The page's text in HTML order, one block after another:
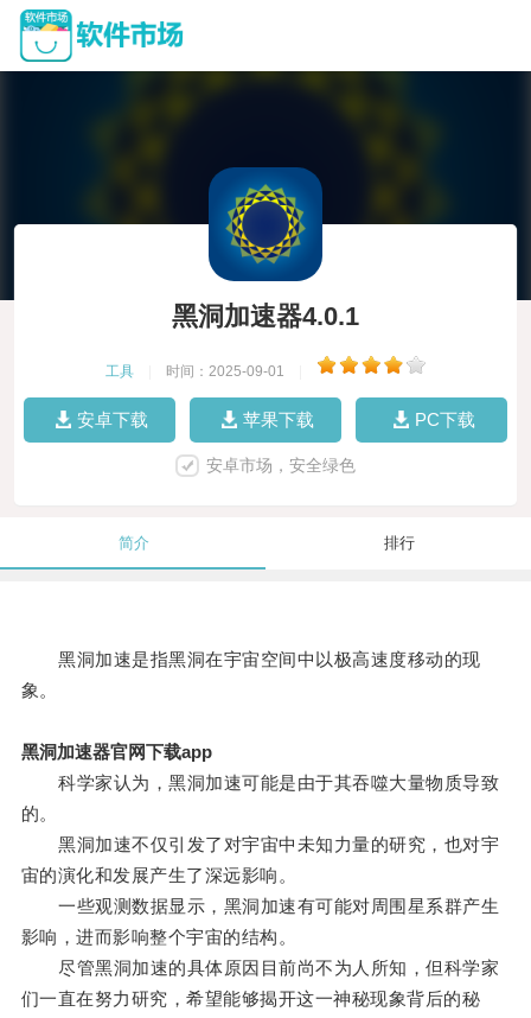
黑洞加速器4.0.1
工具 时间：2025-09-01
安卓下载 苹果下载 PC下载
安卓市场，安全绿色
简介 排行
黑洞加速是指黑洞在宇宙空间中以极高速度移动的现
象。
黑洞加速器官网下载app
科学家认为，黑洞加速可能是由于其吞噬大量物质导致
的。
黑洞加速不仅引发了对宇宙中未知力量的研究，也对宇
宙的演化和发展产生了深远影响。
一些观测数据显示，黑洞加速有可能对周围星系群产生
影响，进而影响整个宇宙的结构。
尽管黑洞加速的具体原因目前尚不为人所知，但科学家
们一直在努力研究，希望能够揭开这一神秘现象背后的秘